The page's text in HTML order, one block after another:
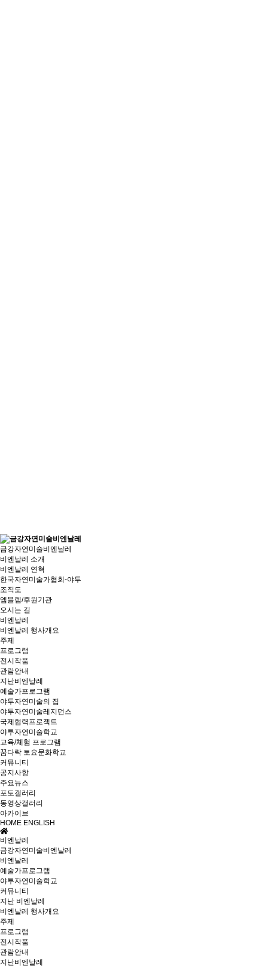
금강자연미술비엔날레
비엔날레 소개
비엔날레 연혁
한국자연미술가협회-야투
조직도
엠블렘/후원기관
오시는 길
비엔날레
비엔날레 행사개요
주제
프로그램
전시작품
관람안내
지난비엔날레
예술가프로그램
야투자연미술의 집
야투자연미술레지던스
국제협력프로젝트
야투자연미술학교
교육/체험 프로그램
꿈다락 토요문화학교
커뮤니티
공지사항
주요뉴스
포토갤러리
동영상갤러리
아카이브
HOME ENGLISH
비엔날레
금강자연미술비엔날레
비엔날레
예술가프로그램
야투자연미술학교
커뮤니티
지난 비엔날레
비엔날레 행사개요
주제
프로그램
전시작품
관람안내
지난비엔날레